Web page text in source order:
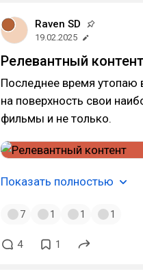
Raven SD
19.02.2025
Релевантный контент
Последнее время
на поверхность свои
фильмы и не только.
Показать полностью
7 1 1 1
4 1